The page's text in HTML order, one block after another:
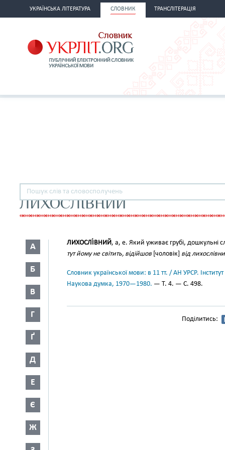
УКРАЇНСЬКА ЛІТЕРАТУРА СЛОВНИК ТРАНСЛІТЕРАЦІЯ
ЛИХОСЛІВНИЙ
А
Б
В
Г
Ґ
Д
Е
Є
Ж
ЛИХОСЛІ́ВНИЙ, а, е. Який уживає грубі, дошкульні
тут йому не світить, відійшов [чоловік] від
Словник української мови: в 11 тт. / АН УРСР.
Наукова думка, 1970—1980. — Т. 4. — С. 498.
Поділитись: